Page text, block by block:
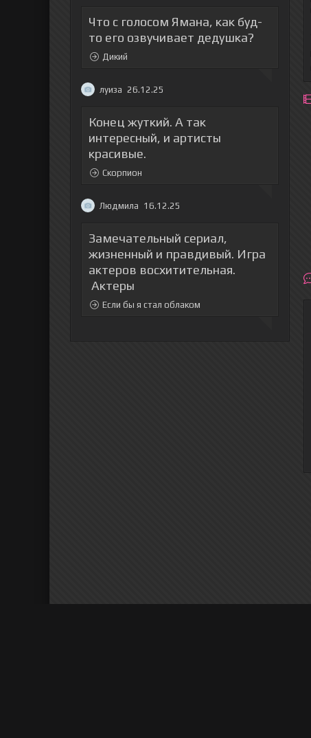
Что с голосом Ямана, как буд-
то его озвучивает дедушка?
Дикий
луиза 26.12.25
Конец жуткий. А так
интересный, и артисты
красивые.
Скорпион
Людмила 16.12.25
Замечательный сериал,
жизненный и правдивый. Игра
актеров восхитительная.
Актеры
Если бы я стал облаком